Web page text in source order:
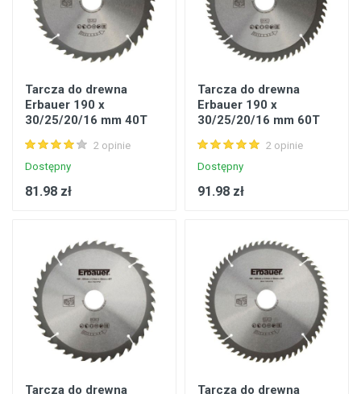
Tarcza do drewna
Erbauer 190 x
30/25/20/16 mm 40T
2 opinie
Dostępny
81.98 zł
Tarcza do drewna
Erbauer 190 x
30/25/20/16 mm 60T
2 opinie
Dostępny
91.98 zł
Tarcza do drewna
Tarcza do drewna